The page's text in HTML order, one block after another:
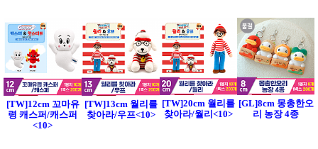
[TW]12cm 꼬마유
령 캐스퍼/캐스퍼
<10>
[TW]13cm 월리를
찾아라/우프<10>
[TW]20cm 월리를
찾아라/월리<10>
[GL]8cm 몽총한오
리 농장 4종